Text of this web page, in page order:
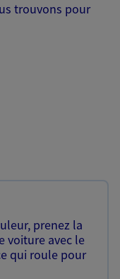
trouvons pour
prenez la
voiture avec le
qui roule pour